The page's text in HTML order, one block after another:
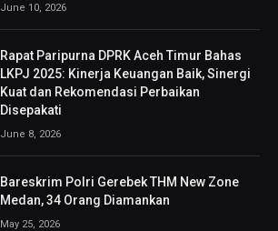
June 10, 2026
Rapat Paripurna DPRK Aceh Timur Bahas
LKPJ 2025: Kinerja Keuangan Baik, Sinergi
Kuat dan Rekomendasi Perbaikan
Disepakati
June 8, 2026
Bareskrim Polri Gerebek THM New Zone
Medan, 34 Orang Diamankan
May 25, 2026